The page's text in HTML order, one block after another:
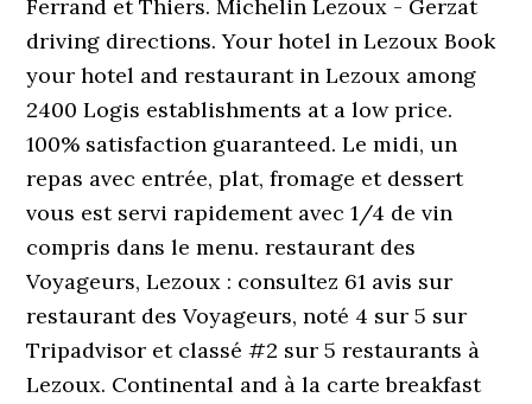
Ferrand et Thiers. Michelin Lezoux - Gerzat
driving directions. Your hotel in Lezoux Book
your hotel and restaurant in Lezoux among
2400 Logis establishments at a low price.
100% satisfaction guaranteed. Le midi, un
repas avec entrée, plat, fromage et dessert
vous est servi rapidement avec 1/4 de vin
compris dans le menu. restaurant des
Voyageurs, Lezoux : consultez 61 avis sur
restaurant des Voyageurs, noté 4 sur 5 sur
Tripadvisor et classé #2 sur 5 restaurants à
Lezoux. Continental and à la carte breakfast